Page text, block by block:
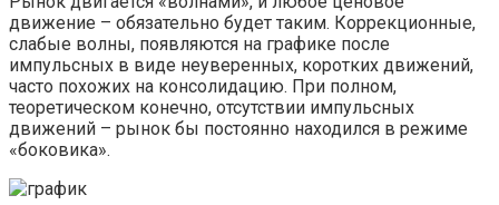
движение – обязательно будет таким. Коррекционные,
слабые волны, появляются на графике после
импульсных в виде неуверенных, коротких движений,
часто похожих на консолидацию. При полном,
теоретическом конечно, отсутствии импульсных
движений – рынок бы постоянно находился в режиме
«боковика».